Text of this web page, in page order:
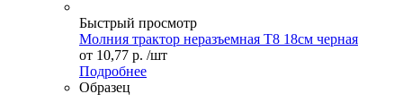
Быстрый просмотр
Молния трактор неразъемная Т8 18см черная
от 10,77 р. /шт
Подробнее
Образец